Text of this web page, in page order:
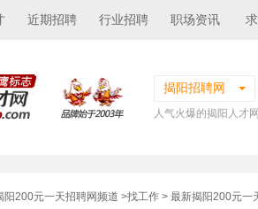
近期招聘 行业招聘 职场资讯
揭阳招聘网
人气火爆的揭阳人才
阳200元一天招聘网频道 >找工作 > 最新揭阳200元一